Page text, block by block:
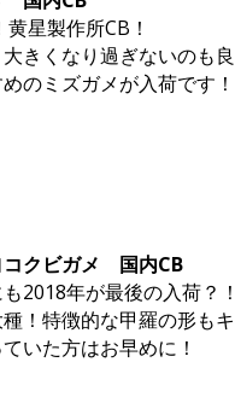
星製作所CB！
きくなり過ぎないのも良
のミズガメが入荷です！
コクビガメ 国内CB
2018年が最後の入荷？！
！特徴的な甲羅の形も
いた方はお早めに！